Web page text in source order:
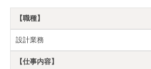
【職種】
設計業務
【仕事内容】